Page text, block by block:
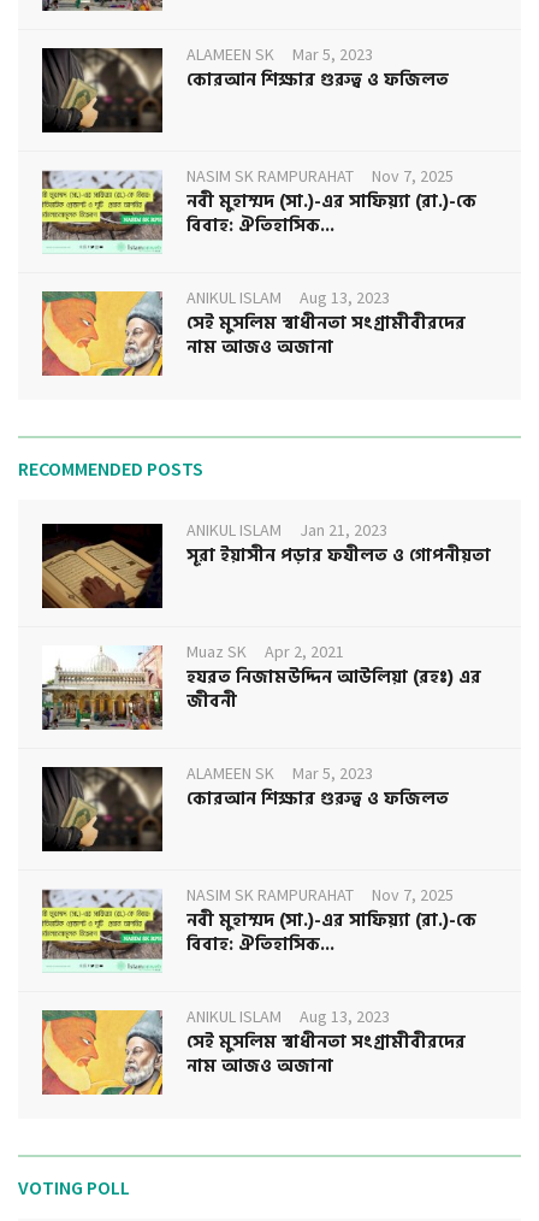
ALAMEEN SK Mar 5, 2023
কোরআন শিক্ষার গুরুত্ব ও ফজিলত
NASIM SK RAMPURAHAT Nov 7, 2025
নবী মুহাম্মদ (সা.)-এর সাফিয়্যা (রা.)-কে
বিবাহ: ঐতিহাসিক...
ANIKUL ISLAM Aug 13, 2023
সেই মুসলিম স্বাধীনতা সংগ্রামীবীরদের
নাম আজও অজানা
RECOMMENDED POSTS
ANIKUL ISLAM Jan 21, 2023
সূরা ইয়াসীন পড়ার ফযীলত ও গোপনীয়তা
Muaz SK Apr 2, 2021
হযরত নিজামউদ্দিন আউলিয়া (রহঃ) এর
জীবনী
ALAMEEN SK Mar 5, 2023
কোরআন শিক্ষার গুরুত্ব ও ফজিলত
NASIM SK RAMPURAHAT Nov 7, 2025
নবী মুহাম্মদ (সা.)-এর সাফিয়্যা (রা.)-কে
বিবাহ: ঐতিহাসিক...
ANIKUL ISLAM Aug 13, 2023
সেই মুসলিম স্বাধীনতা সংগ্রামীবীরদের
নাম আজও অজানা
VOTING POLL